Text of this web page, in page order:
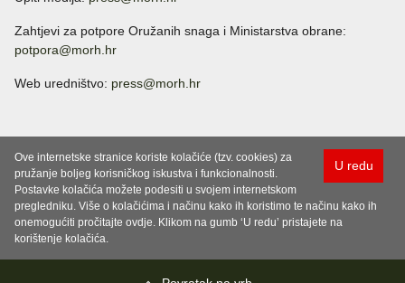
Zahtjevi za potpore Oružanih snaga i Ministarstva obrane:
potpora@morh.hr
Web uredništvo: press@morh.hr
U redu
Ove internetske stranice koriste kolačiće (tzv. cookies) za
pružanje boljeg korisničkog iskustva i funkcionalnosti.
Postavke kolačića možete podesiti u svojem internetskom
pregledniku. Više o kolačićima i načinu kako ih koristimo te načinu kako ih
onemogućiti pročitajte ovdje. Klikom na gumb ‘U redu’ pristajete na
korištenje kolačića.